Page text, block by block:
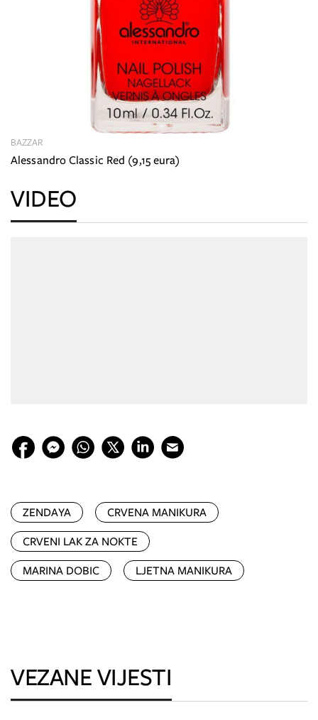
Alessandro Classic Red (9,15 eura)
BAZZAR
VIDEO
ZENDAYA
CRVENA MANIKURA
CRVENI LAK ZA NOKTE
MARINA DOBIC
LJETNA MANIKURA
VEZANE VIJESTI